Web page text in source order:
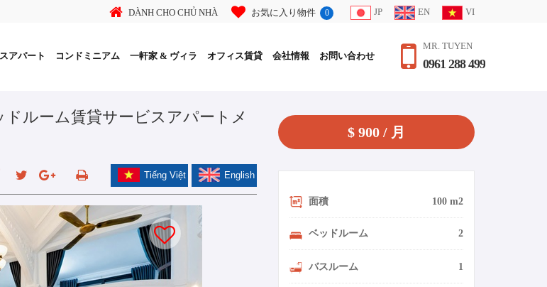
DÀNH CHO CHỦ NHÀ お気に入り物件 0 JP EN VI
MR. TUYEN
0961 288 499
アパート コンドミニアム 一軒家 & ヴィラ オフィス賃貸 会社情報 お問い合わせ
ドルーム賃貸サービスアパートメ
English
Tiếng Việt
$ 900 / 月
面積 100 m2
ベッドルーム 2
バスルーム 1